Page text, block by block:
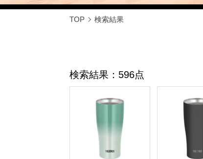
TOP 検索結果
検索結果：596点